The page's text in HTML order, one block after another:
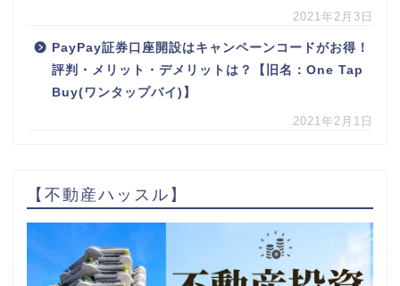
2021年2月3日
PayPay証券口座開設はキャンペーンコードがお得！
評判・メリット・デメリットは？【旧名：One Tap
Buy(ワンタップバイ)】
2021年2月1日
【不動産ハッスル】